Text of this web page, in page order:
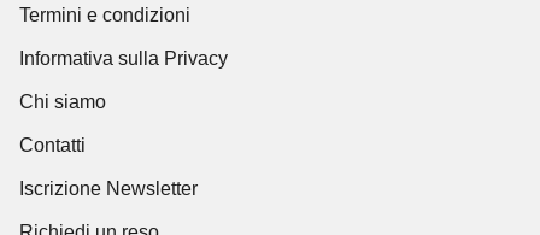
Termini e condizioni
Informativa sulla Privacy
Chi siamo
Contatti
Iscrizione Newsletter